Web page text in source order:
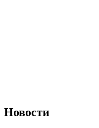
Новости